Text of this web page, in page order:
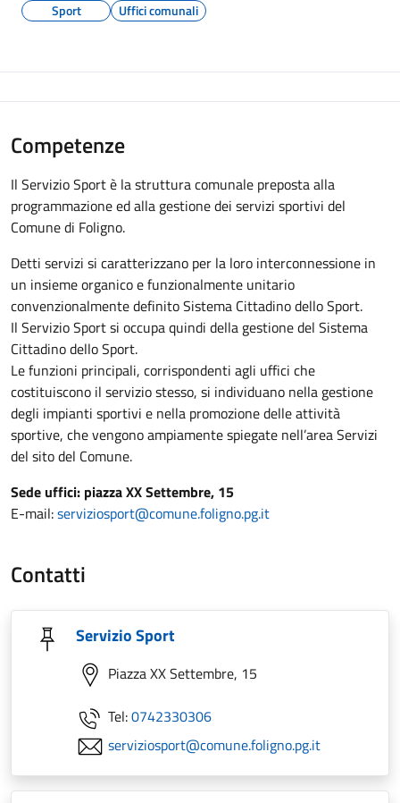
Sport Uffici comunali
Competenze
Il Servizio Sport è la struttura comunale preposta alla
programmazione ed alla gestione dei servizi sportivi del
Comune di Foligno.
Detti servizi si caratterizzano per la loro interconnessione in
un insieme organico e funzionalmente unitario
convenzionalmente definito Sistema Cittadino dello Sport.
Il Servizio Sport si occupa quindi della gestione del Sistema
Cittadino dello Sport.
Le funzioni principali, corrispondenti agli uffici che
costituiscono il servizio stesso, si individuano nella gestione
degli impianti sportivi e nella promozione delle attività
sportive, che vengono ampiamente spiegate nell’area Servizi
del sito del Comune.
Sede uffici: piazza XX Settembre, 15
E-mail:serviziosport@comune.foligno.pg.it
Contatti
Servizio Sport
Piazza XX Settembre, 15
Tel:0742330306
serviziosport@comune.foligno.pg.it